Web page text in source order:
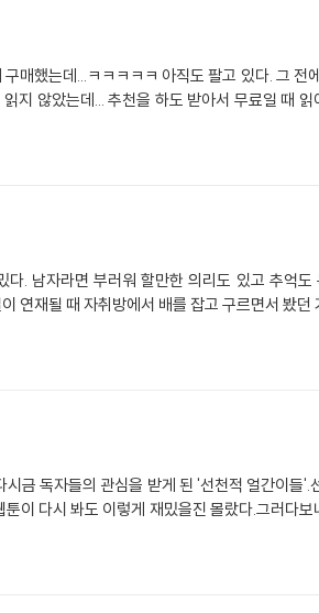
매했는데...ㅋㅋㅋㅋㅋ 아직도 팔고 있다. 그
지 않았는데... 추천을 하도 받아서 무료일 때
. 남자라면 부러워 할만한 의리도 있고 추억
연재될 때 자취방에서 배를 잡고 구르면서 봤
금 독자들의 관심을 받게 된 '선천적 얼간이들
이 다시 봐도 이렇게 재밌을진 몰랐다.그러다